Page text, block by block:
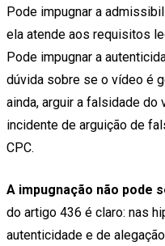
Pode impugnar a
ela atende aos requisitos
Pode impugnar a
dúvida sobre se o vídeo é
ainda, arguir a falsidade do
incidente de arguição de
CPC.
A impugnação não pode
do artigo 436 é claro: nas
autenticidade e de